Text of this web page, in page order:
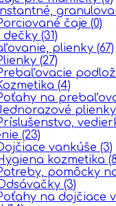
čaje (0)
dečky (31)
plienky (67)
(27)
(4)
na
plienky
(23)
vankúše (3)
kozmetika
pomôcky
(3)
na dojčiace